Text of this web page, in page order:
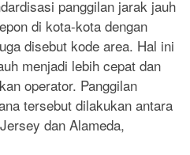
panggilan jarak jauh
di kota-kota dengan
disebut kode area. Hal ini
menjadi lebih cepat dan
operator. Panggilan
tersebut dilakukan antara
dan Alameda,